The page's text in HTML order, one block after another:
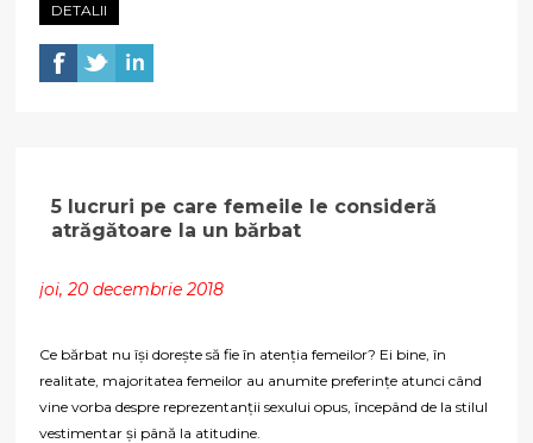
DETALII
5 lucruri pe care femeile le consideră
atrăgătoare la un bărbat
joi, 20 decembrie 2018
Ce bărbat nu își dorește să fie în atenția femeilor? Ei bine, în
realitate, majoritatea femeilor au anumite preferințe atunci când
vine vorba despre reprezentanții sexului opus, începând de la stilul
vestimentar și până la atitudine.